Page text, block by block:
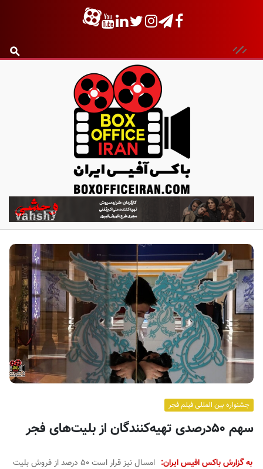
ب
ا
ک
س
آ
ف
ی
س
ا
ی
ر
ن
جشنواره بین المللی فیلم فجر
سهم ۵۰درصدی تهیه‌کنندگان از بلیت‌های فجر
به گزارش باکس افیس ایران:
امسال نیز قرار است ۵۰ درصد از فروش بلیت